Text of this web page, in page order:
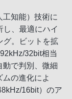
知能）技術に
し、最適にハイ
グ。ビットを拡
32bit相当
動で判別、微細
の進化によ
16bit）のア